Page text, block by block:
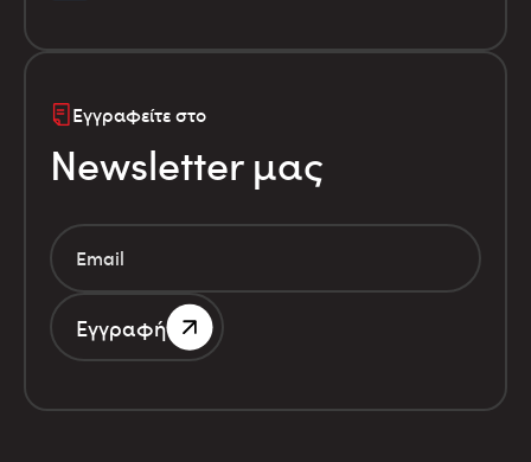
Εγγραφείτε στο
Newsletter μας
Εγγραφή